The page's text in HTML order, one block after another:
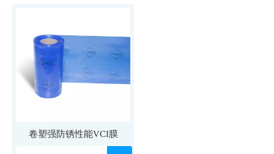
卷塑强防锈性能VCI膜